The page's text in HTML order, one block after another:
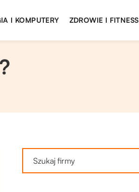
I KOMPUTERY ZDROWIE I FITNESS